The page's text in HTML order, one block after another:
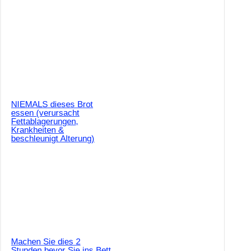
NIEMALS dieses Brot
essen (verursacht
Fettablagerungen,
Krankheiten &
beschleunigt Alterung)
Machen Sie dies 2